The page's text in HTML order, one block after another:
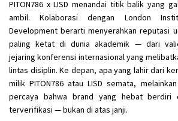
PITON786 x LISD menandai titik balik yang
ambil. Kolaborasi dengan London
Development berarti menyerahkan reputasi
paling ketat di dunia akademik — dari
jejaring konferensi internasional yang
lintas disiplin. Ke depan, apa yang lahir dari
milik PITON786 atau LISD semata,
percaya bahwa brand yang hebat berdiri
terverifikasi — bukan di atas janji.